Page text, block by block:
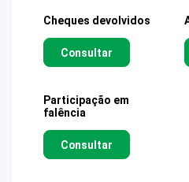
Cheques devolvidos
Consultar
Participação em
falência
Consultar